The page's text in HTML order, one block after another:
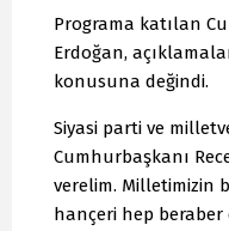
Programa katılan
Erdoğan,
konusuna değindi.
Siyasi parti ve
Cumhurbaşkanı
verelim. Milletimizin
hançeri hep beraber